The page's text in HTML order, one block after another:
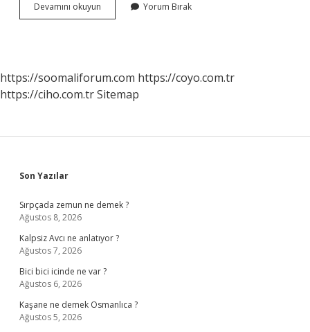
Devamını okuyun
Fiyatı
Yorum Bırak
https://soomaliforum.com https://coyo.com.tr
https://ciho.com.trSitemap
Sidebar
Son Yazılar
Sırpçada zemun ne demek ?
Ağustos 8, 2026
Kalpsiz Avcı ne anlatıyor ?
Ağustos 7, 2026
Bici bici icinde ne var ?
Ağustos 6, 2026
Kaşane ne demek Osmanlıca ?
Ağustos 5, 2026